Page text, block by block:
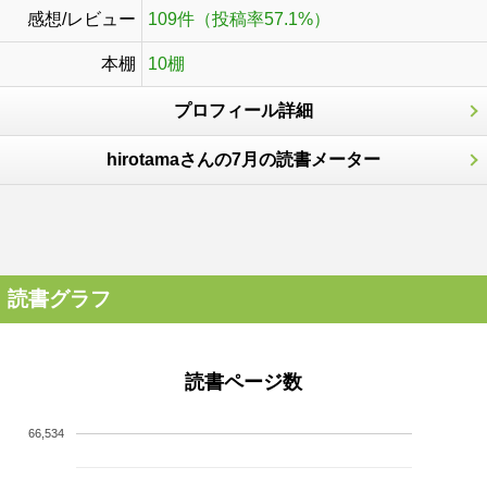
感想/レビュー 109件（投稿率57.1%）
本棚 10棚
プロフィール詳細
hirotamaさんの7月の読書メーター
読書グラフ
読書ページ数
66,534